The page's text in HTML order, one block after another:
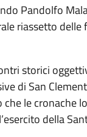
Pandolfo
riassetto
storici
di San
le cronache
della